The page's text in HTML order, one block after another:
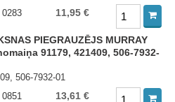
0283 11,95 €
PIEGRAUZĒJS MURRAY
91179, 421409, 506-7932-
506-7932-01
0851 13,61 €